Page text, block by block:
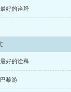
好的诠释
好的诠释
黎游